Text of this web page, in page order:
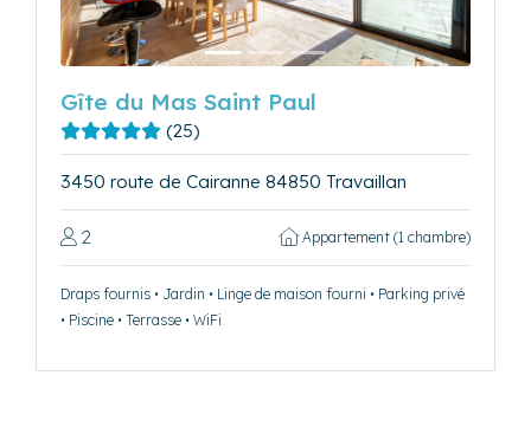
Gîte du Mas Saint Paul
(25)
3450 route de Cairanne 84850 Travaillan
2 Appartement (1 chambre)
Draps fournis • Jardin • Linge de maison fourni • Parking privé
• Piscine • Terrasse • WiFi